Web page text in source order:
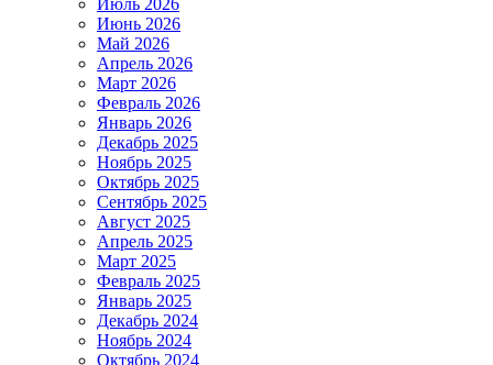
Июль 2026
Июнь 2026
Май 2026
Апрель 2026
Март 2026
Февраль 2026
Январь 2026
Декабрь 2025
Ноябрь 2025
Октябрь 2025
Сентябрь 2025
Август 2025
Апрель 2025
Март 2025
Февраль 2025
Январь 2025
Декабрь 2024
Ноябрь 2024
Октябрь 2024